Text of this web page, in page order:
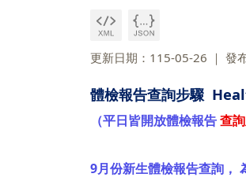
更新日期：115-05-26 發
體檢報告查詢步驟
（平日皆開放體檢報告查
9月份新生體檢報告查詢，